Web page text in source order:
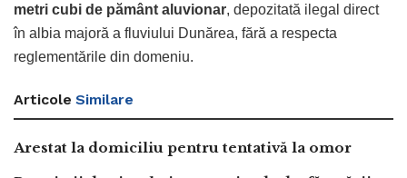
metri cubi de pământ aluvionar, depozitată ilegal direct
în albia majoră a fluviului Dunărea, fără a respecta
reglementările din domeniu.
Articole Similare
Arestat la domiciliu pentru tentativă la omor